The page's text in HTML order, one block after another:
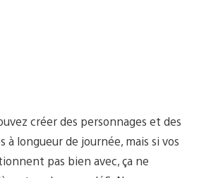
créer des personnages et des
longueur de journée, mais si vos
pas bien avec, ça ne